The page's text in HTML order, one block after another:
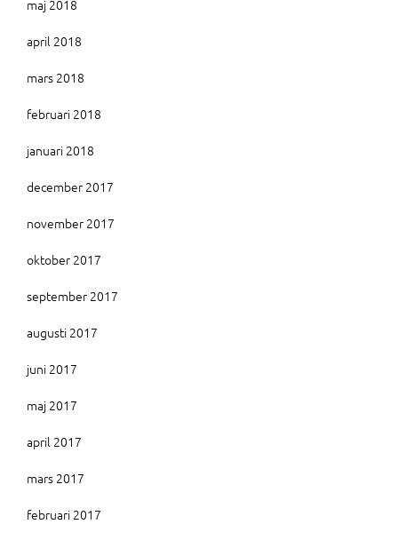
maj 2018
april 2018
mars 2018
februari 2018
januari 2018
december 2017
november 2017
oktober 2017
september 2017
augusti 2017
juni 2017
maj 2017
april 2017
mars 2017
februari 2017